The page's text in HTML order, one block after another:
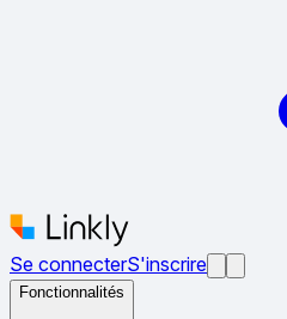
Se connecterS'inscrire
Fonctionnalités